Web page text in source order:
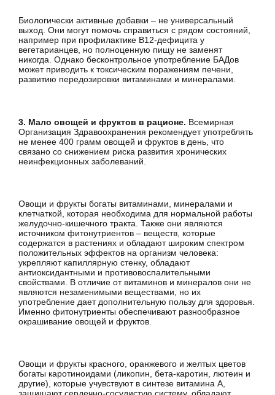
Биологически активные добавки – не универсальный
выход. Они могут помочь справиться с рядом состояний,
например при профилактике В12-дефицита у
вегетарианцев, но полноценную пищу не заменят
никогда. Однако бесконтрольное употребление БАДов
может приводить к токсическим поражениям печени,
развитию передозировки витаминами и минералами.
3. Мало овощей и фруктов в рационе. Всемирная
Организация Здравоохранения рекомендует употреблять
не менее 400 грамм овощей и фруктов в день, что
связано со снижением риска развития хронических
неинфекционных заболеваний.
Овощи и фрукты богаты витаминами, минералами и
клетчаткой, которая необходима для нормальной работы
желудочно-кишечного тракта. Также они являются
источником фитонутриентов – веществ, которые
содержатся в растениях и обладают широким спектром
положительных эффектов на организм человека:
укрепляют капиллярную стенку, обладают
антиоксидантными и противовоспалительными
свойствами. В отличие от витаминов и минералов они не
являются незаменимыми веществами, но их
употребление дает дополнительную пользу для здоровья.
Именно фитонутриенты обеспечивают разнообразное
окрашивание овощей и фруктов.
Овощи и фрукты красного, оранжевого и желтых цветов
богаты каротиноидами (ликопин, бета-каротин, лютеин и
другие), которые учувствуют в синтезе витамина А,